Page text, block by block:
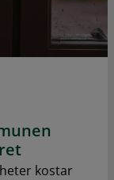
kostar